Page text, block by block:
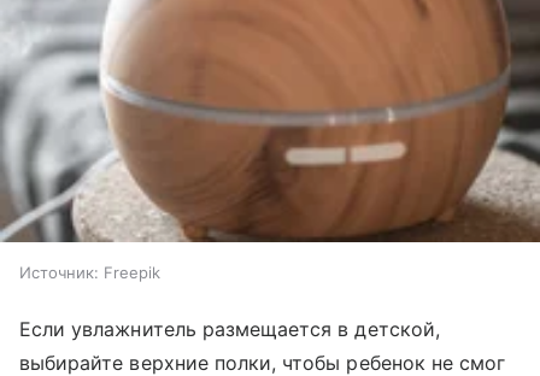
Источник: Freepik
Если увлажнитель размещается в детской,
выбирайте верхние полки, чтобы ребенок не смог